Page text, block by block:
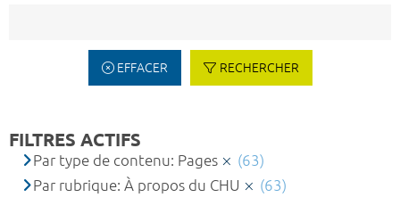
EFFACER RECHERCHER
FILTRES ACTIFS
Par type de contenu: Pages
(63)
Par rubrique: À propos du CHU
(63)